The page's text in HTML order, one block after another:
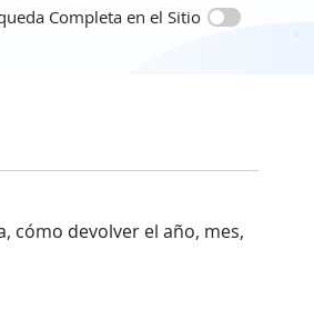
Completa en el Sitio
cómo devolver el año, mes,